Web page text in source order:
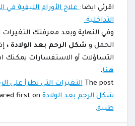
اقرئي ايضا: علاج الأورام الليفية
التداخلية
وفي النهاية وبعد معرفتك التغيرات
الحمل و شكل الرحم بعد الولادة ،
التساؤلات أو الاستفسارات يمكنك
هنا.
The post التغيرات التي تطرأ على
شكل الرحم بعد الولادة
طبية.